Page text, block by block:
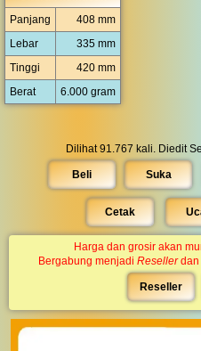
Panjang
408 mm
Lebar
335 mm
Tinggi
420 mm
Berat
6.000 gram
Dilihat 91.767 kali. Diedit
Beli Suka
Cetak
Harga dan grosir akan
Bergabung menjadi Resellerdan
Reseller